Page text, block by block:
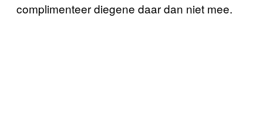
complimenteer diegene daar dan niet mee.